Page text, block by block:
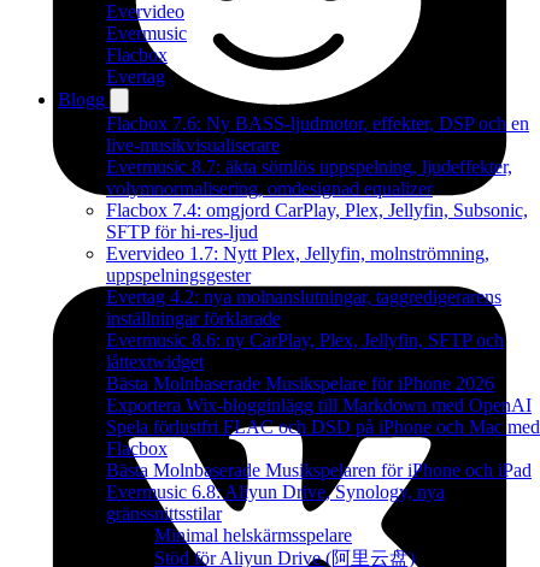
Evervideo
Evermusic
Flacbox
Evertag
Blogg
Flacbox 7.6: Ny BASS-ljudmotor, effekter, DSP och en
live-musikvisualiserare
Evermusic 8.7: äkta sömlös uppspelning, ljudeffekter,
volymnormalisering, omdesignad equalizer
Flacbox 7.4: omgjord CarPlay, Plex, Jellyfin, Subsonic,
SFTP för hi-res-ljud
Evervideo 1.7: Nytt Plex, Jellyfin, molnströmning,
uppspelningsgester
Evertag 4.2: nya molnanslutningar, taggredigerarens
inställningar förklarade
Evermusic 8.6: ny CarPlay, Plex, Jellyfin, SFTP och
låttextwidget
Bästa Molnbaserade Musikspelare för iPhone 2026
Exportera Wix-blogginlägg till Markdown med OpenAI
Spela förlustfri FLAC och DSD på iPhone och Mac med
Flacbox
Bästa Molnbaserade Musikspelaren för iPhone och iPad
Evermusic 6.8: Aliyun Drive, Synology, nya
gränssnittsstilar
Minimal helskärmsspelare
Stöd för Aliyun Drive (阿里云盘)